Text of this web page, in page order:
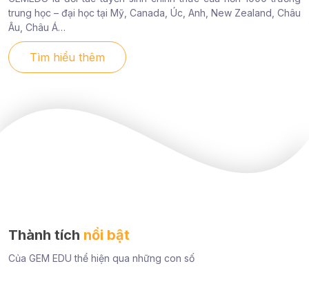
trung học – đại học tại Mỹ, Canada, Úc, Anh, New Zealand, Châu
Âu, Châu Á…
Tìm hiểu thêm
Thành tích nổi bật
Của GEM EDU thể hiện qua những con số